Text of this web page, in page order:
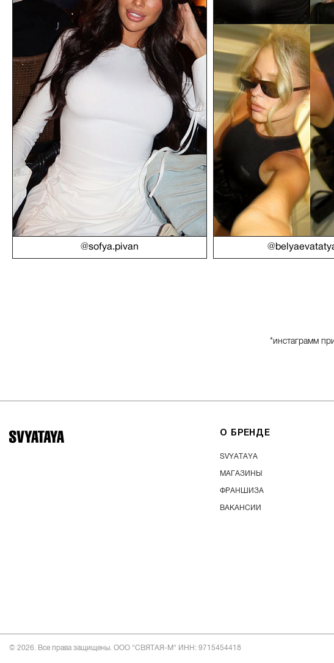
@sofya.pivan
*инстаграмм
О БРЕНДЕ
SVYATAYA
МАГАЗИНЫ
ФРАНШИЗА
ВАКАНСИИ
© 2026. Все права защищены. ООО "СВЯТАЯ-М" ИНН: 9715454418